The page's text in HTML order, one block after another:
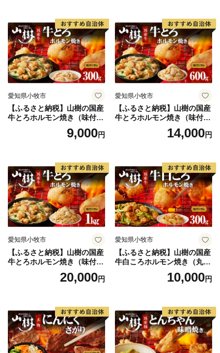
愛知県小牧市
【ふるさと納税】山樹の国産
牛とろホルモン焼き（味付/
9,000円
愛知県小牧市
【ふるさと納税】山樹の国産
牛とろホルモン焼き（味付/
タレ） 600g ホルモン 肉
牛肉 山樹 国産牛 とろホルモ
タレ にんにく バーベキュー
BBQ 炒め物 ホルモン丼 野菜
炒め 焼きうどん 下処理済み
愛知県 小牧市 冷凍 送料無料
14,000円
愛知県小牧市
【ふるさと納税】山樹の国産
牛とろホルモン焼き（味付
20,000円
愛知県小牧市
【ふるさと納税】山樹の国産
牛白ころホルモン焼き（丸
腸）味付 300g 肉 牛肉 山
樹 国産牛 白ころホルモン焼
ベキュー 炒め物 ホルモン丼
野菜炒め 焼きうどん 下処理
済み 愛知県 小牧市 送料無料
10,000円